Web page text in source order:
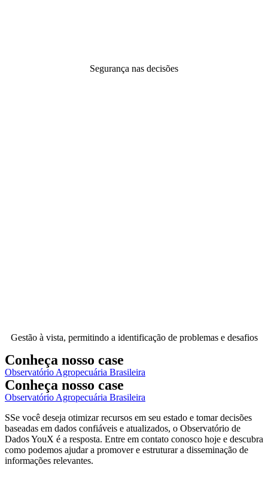
Segurança nas decisões
Gestão à vista, permitindo a identificação de problemas e desafios
Conheça nosso case
Observatório Agropecuária Brasileira
Conheça nosso case
Observatório Agropecuária Brasileira
SSe você deseja otimizar recursos em seu estado e tomar decisões
baseadas em dados confiáveis e atualizados, o Observatório de
Dados YouX é a resposta. Entre em contato conosco hoje e descubra
como podemos ajudar a promover e estruturar a disseminação de
informações relevantes.